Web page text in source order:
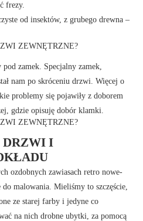
frezy.
od insektów, z grubego drewna –
zamek. Specjalny zamek,
nam po skróceniu drzwi. Więcej o
problemy się pojawiły z doborem
gdzie opisuję dobór klamki.
DRZWI I
ozdobnych zawiasach retro nowe-
malowania. Mieliśmy to szczęście,
ze starej farby i jedyne co
na nich drobne ubytki, za pomocą